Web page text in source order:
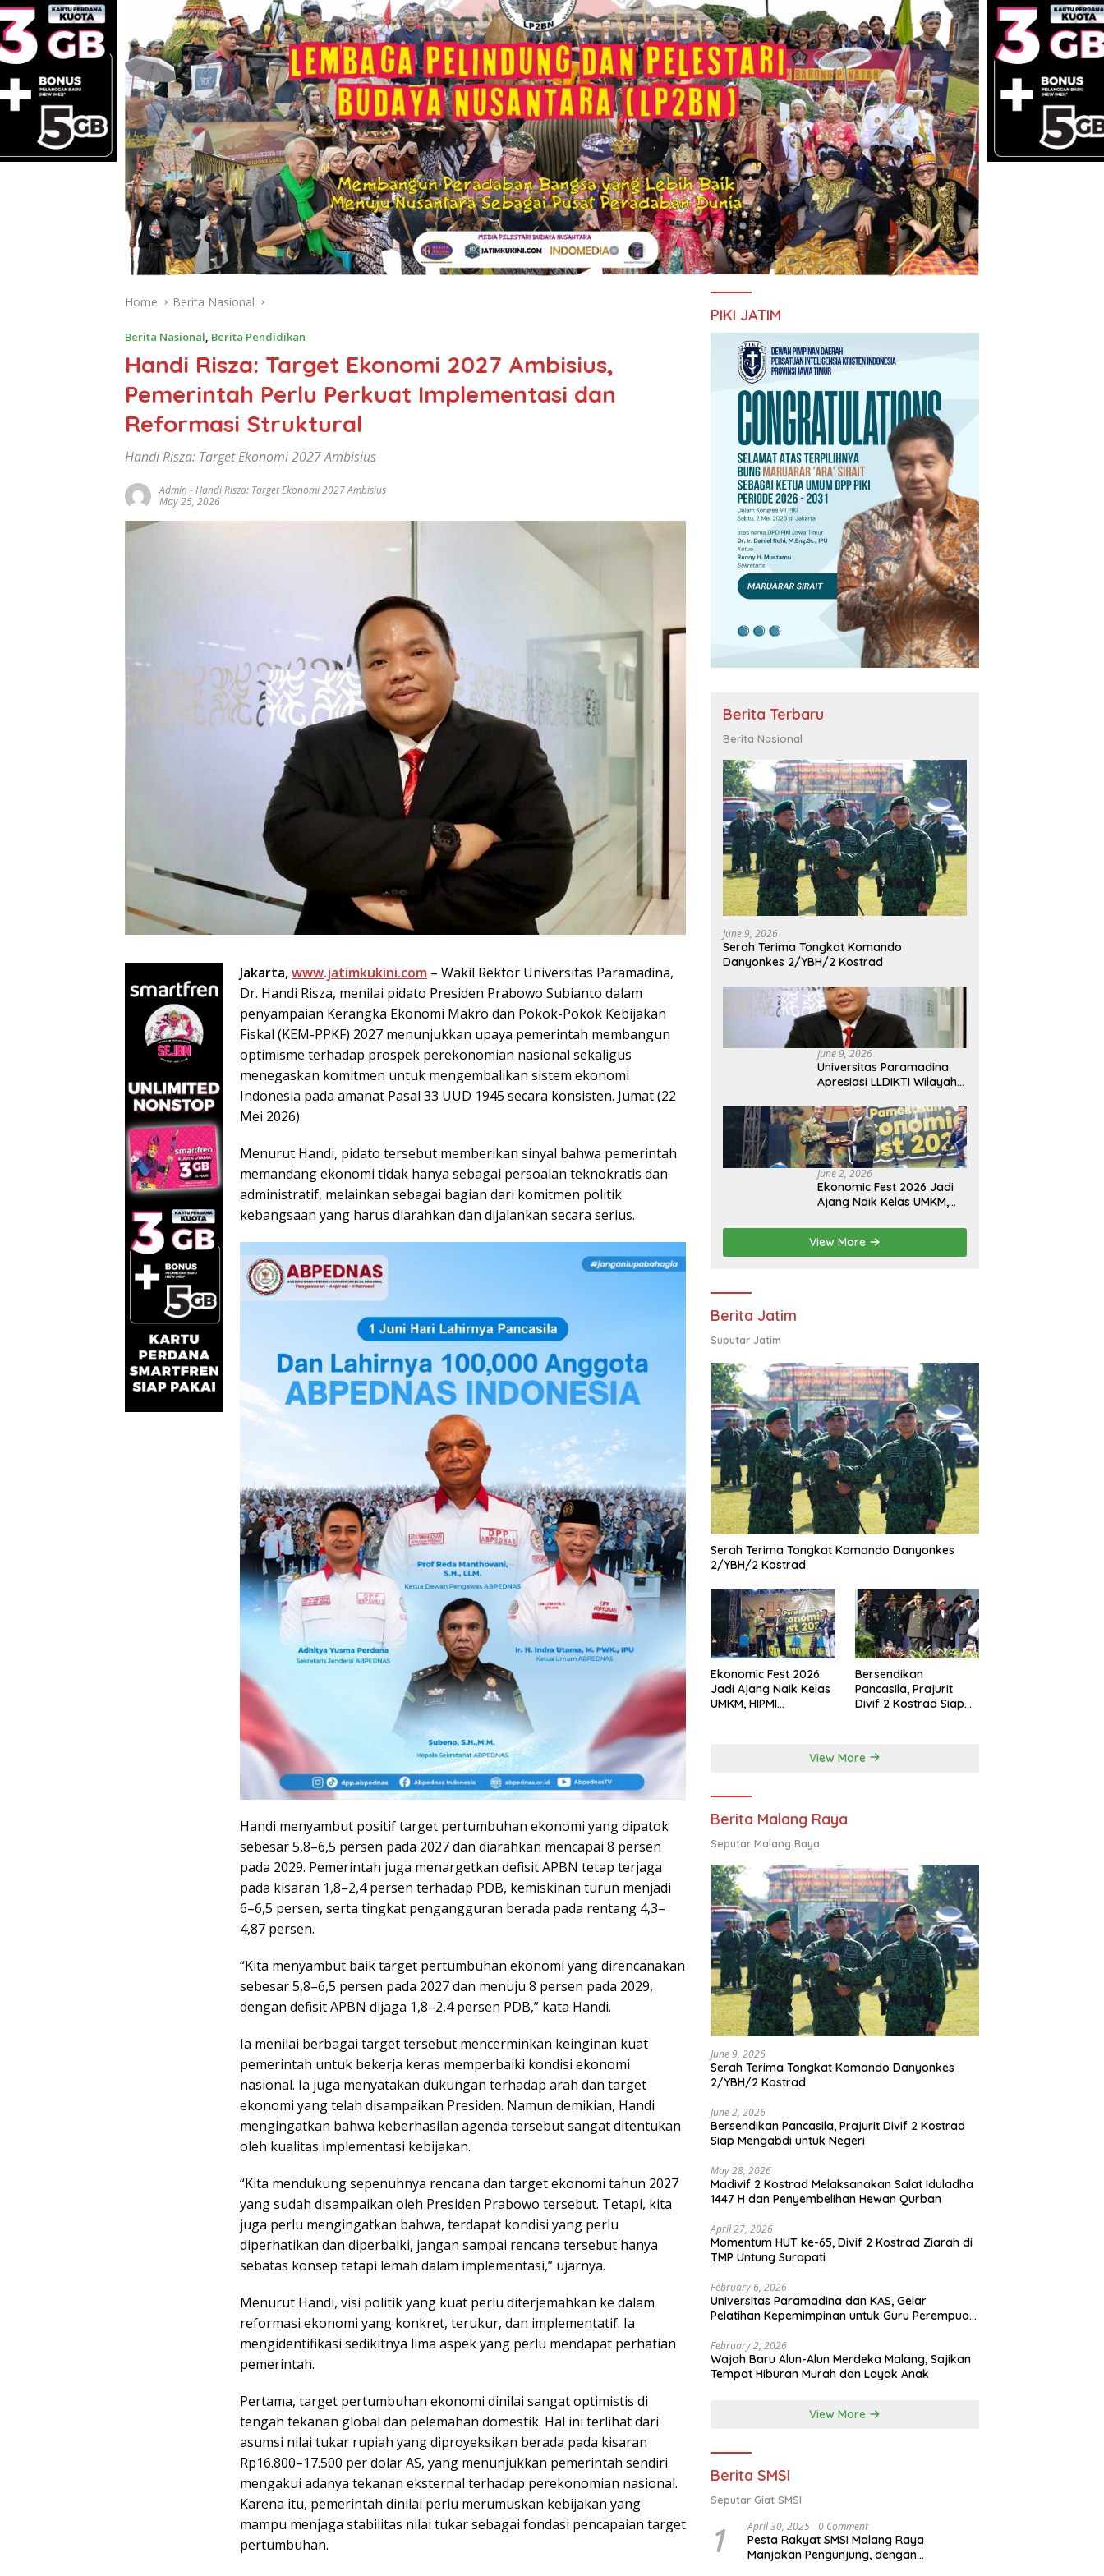
Home Berita Nasional
Berita Nasional, Berita Pendidikan
Handi Risza: Target Ekonomi 2027 Ambisius,
Pemerintah Perlu Perkuat Implementasi dan
Reformasi Struktural
Handi Risza: Target Ekonomi 2027 Ambisius
Admin-Handi Risza: Target Ekonomi 2027 Ambisius
May 25, 2026
Jakarta,www.jatimkukini.com – Wakil Rektor Universitas Paramadina,
Dr. Handi Risza, menilai pidato Presiden Prabowo Subianto dalam
penyampaian Kerangka Ekonomi Makro dan Pokok-Pokok Kebijakan
Fiskal (KEM-PPKF) 2027 menunjukkan upaya pemerintah membangun
optimisme terhadap prospek perekonomian nasional sekaligus
menegaskan komitmen untuk mengembalikan sistem ekonomi
Indonesia pada amanat Pasal 33 UUD 1945 secara konsisten. Jumat (22
Mei 2026).
Menurut Handi, pidato tersebut memberikan sinyal bahwa pemerintah
memandang ekonomi tidak hanya sebagai persoalan teknokratis dan
administratif, melainkan sebagai bagian dari komitmen politik
kebangsaan yang harus diarahkan dan dijalankan secara serius.
Handi menyambut positif target pertumbuhan ekonomi yang dipatok
sebesar 5,8–6,5 persen pada 2027 dan diarahkan mencapai 8 persen
pada 2029. Pemerintah juga menargetkan defisit APBN tetap terjaga
pada kisaran 1,8–2,4 persen terhadap PDB, kemiskinan turun menjadi
6–6,5 persen, serta tingkat pengangguran berada pada rentang 4,3–
4,87 persen.
“Kita menyambut baik target pertumbuhan ekonomi yang direncanakan
sebesar 5,8–6,5 persen pada 2027 dan menuju 8 persen pada 2029,
dengan defisit APBN dijaga 1,8–2,4 persen PDB,” kata Handi.
Ia menilai berbagai target tersebut mencerminkan keinginan kuat
pemerintah untuk bekerja keras memperbaiki kondisi ekonomi
nasional. Ia juga menyatakan dukungan terhadap arah dan target
ekonomi yang telah disampaikan Presiden. Namun demikian, Handi
mengingatkan bahwa keberhasilan agenda tersebut sangat ditentukan
oleh kualitas implementasi kebijakan.
“Kita mendukung sepenuhnya rencana dan target ekonomi tahun 2027
yang sudah disampaikan oleh Presiden Prabowo tersebut. Tetapi, kita
juga perlu mengingatkan bahwa, terdapat kondisi yang perlu
diperhatikan dan diperbaiki, jangan sampai rencana tersebut hanya
sebatas konsep tetapi lemah dalam implementasi,” ujarnya.
Menurut Handi, visi politik yang kuat perlu diterjemahkan ke dalam
reformasi ekonomi yang konkret, terukur, dan implementatif. Ia
mengidentifikasi sedikitnya lima aspek yang perlu mendapat perhatian
pemerintah.
Pertama, target pertumbuhan ekonomi dinilai sangat optimistis di
tengah tekanan global dan pelemahan domestik. Hal ini terlihat dari
asumsi nilai tukar rupiah yang diproyeksikan berada pada kisaran
Rp16.800–17.500 per dolar AS, yang menunjukkan pemerintah sendiri
mengakui adanya tekanan eksternal terhadap perekonomian nasional.
Karena itu, pemerintah dinilai perlu merumuskan kebijakan yang
mampu menjaga stabilitas nilai tukar sebagai fondasi pencapaian target
pertumbuhan.
PIKI JATIM
Berita Terbaru
Berita Nasional
June 9, 2026
Serah Terima Tongkat Komando
Danyonkes 2/YBH/2 Kostrad
June 9, 2026
Universitas Paramadina
Apresiasi LLDIKTI Wilayah
Eksistensi Perguruan
Tinggi Swasta
June 2, 2026
Ekonomic Fest 2026 Jadi
Ajang Naik Kelas UMKM,
Kolaborasi Ekspor hingga
Pendampingan Usaha
View More
Berita Jatim
Suputar Jatim
Serah Terima Tongkat Komando Danyonkes
2/YBH/2 Kostrad
Ekonomic Fest 2026
Jadi Ajang Naik Kelas
UMKM, HIPMI
Bersendikan
Pancasila, Prajurit
Divif 2 Kostrad Siap
View More
Berita Malang Raya
Seputar Malang Raya
June 9, 2026
Serah Terima Tongkat Komando Danyonkes
2/YBH/2 Kostrad
June 2, 2026
Bersendikan Pancasila, Prajurit Divif 2 Kostrad
Siap Mengabdi untuk Negeri
May 28, 2026
Madivif 2 Kostrad Melaksanakan Salat Iduladha
1447 H dan Penyembelihan Hewan Qurban
April 27, 2026
Momentum HUT ke-65, Divif 2 Kostrad Ziarah di
TMP Untung Surapati
February 6, 2026
Universitas Paramadina dan KAS, Gelar
Pelatihan Kepemimpinan untuk Guru Perempuan
February 2, 2026
Wajah Baru Alun-Alun Merdeka Malang, Sajikan
Tempat Hiburan Murah dan Layak Anak
View More
Berita SMSI
Seputar Giat SMSI
1 April 30, 2025 0 Comment
Pesta Rakyat SMSI Malang Raya
Manjakan Pengunjung, dengan